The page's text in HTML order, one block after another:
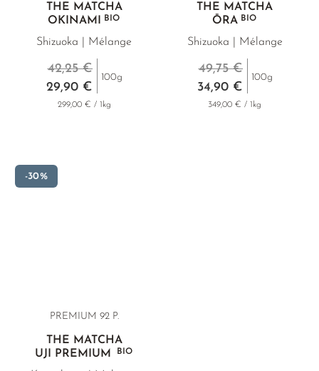
THÉ MATCHA
OKINAMIBIO
Shizuoka | Mélange
29,90 €
42,25 €
100g
299,00 € / 1kg
THÉ MATCHA
ŌRABIO
Shizuoka | Mélange
34,90 €
49,75 €
100g
349,00 € / 1kg
-30%
PREMIUM 92 P.
THÉ MATCHA
UJI PREMIUM
BIO